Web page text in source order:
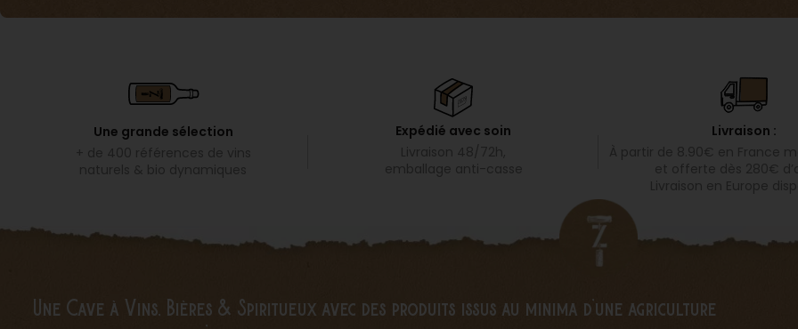
Une grande sélection
Expédié avec soin
Livraison :
Une Cave à Vins, Bières & Spiritueux avec des produits issus au minima d’une agriculture